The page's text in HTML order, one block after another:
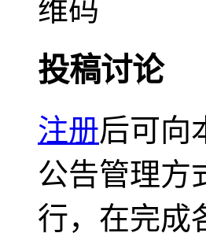
投稿讨论
注册后可向
公告管理方
行，在完成